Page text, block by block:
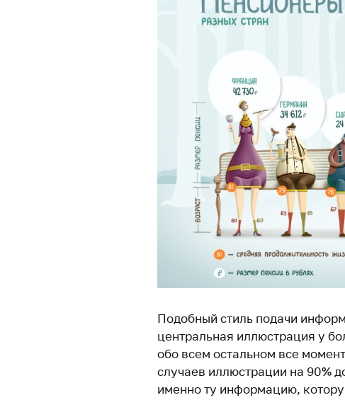
Подобный стиль подачи
центральная иллюстрация у
обо всем остальном все
случаев иллюстрации на 90%
именно ту информацию,